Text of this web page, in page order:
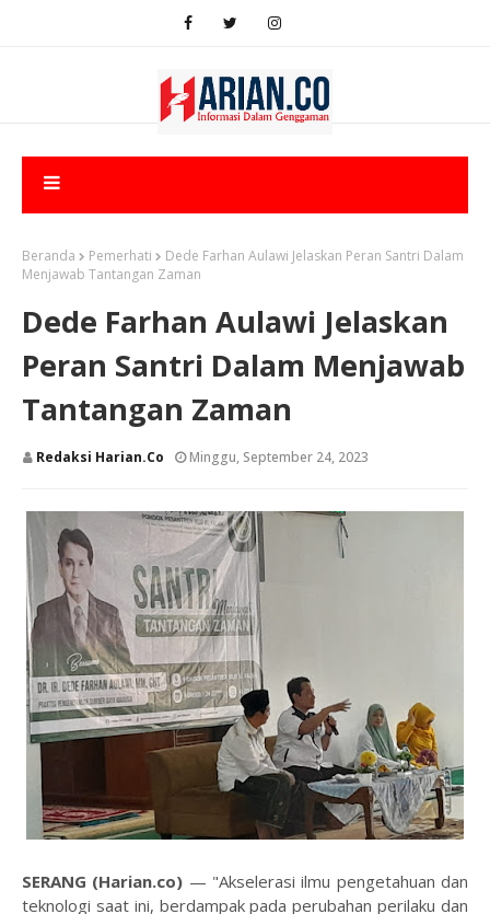
Beranda Pemerhati
Dede Farhan Aulawi Jelaskan Peran Santri Dalam
Menjawab Tantangan Zaman
Dede Farhan Aulawi Jelaskan
Peran Santri Dalam Menjawab
Tantangan Zaman
Redaksi Harian.co Minggu, September 24, 2023
SERANG (Harian.co) — "Akselerasi ilmu pengetahuan dan
teknologi saat ini, berdampak pada perubahan perilaku dan